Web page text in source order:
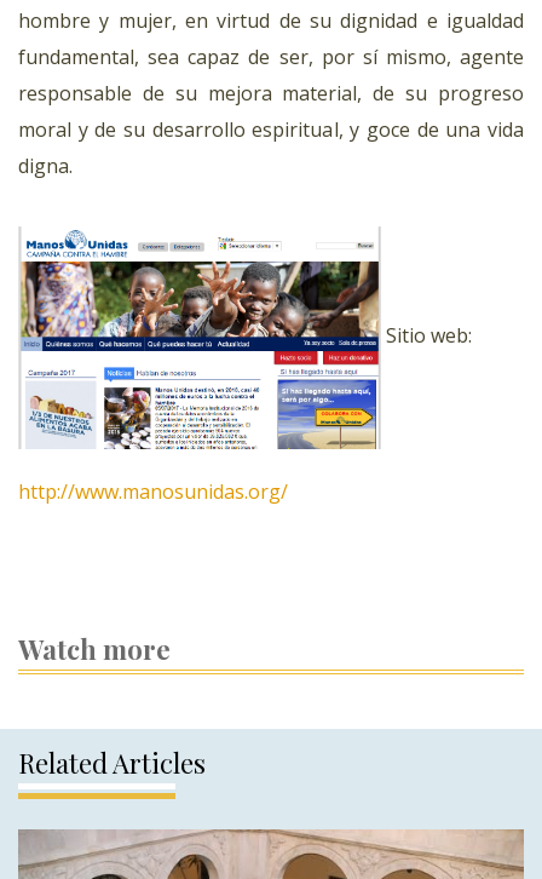
hombre y mujer, en virtud de su dignidad e igualdad
fundamental, sea capaz de ser, por sí mismo, agente
responsable de su mejora material, de su progreso
moral y de su desarrollo espiritual, y goce de una vida
digna.
Sitio web:
http://www.manosunidas.org/
Watch more
Related Articles